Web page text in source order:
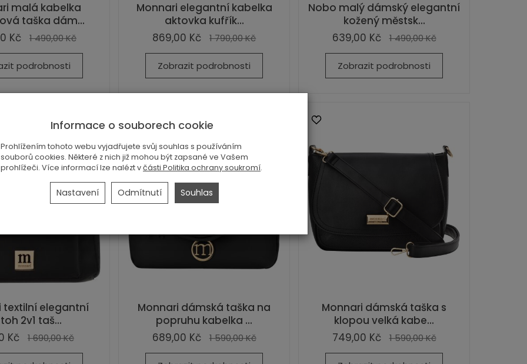
malá kabelka
taška dám...
Kč
1 490,00 Kč
podrobnosti
Monnari elegantní kabelka
aktovka kufřík...
869,00 Kč
1 790,00 Kč
Zobrazit podrobnosti
Nobo malý dámský elegantní
kožený městsk...
639,00 Kč
1 490,00 Kč
Zobrazit podrobnosti
textilní elegantní
2v1 taš...
Kč
1 690,00 Kč
Monnari dámská taška na
popruhu kabelka ...
689,00 Kč
1 590,00 Kč
Monnari dámská taška s
klopou velká kabe...
749,00 Kč
1 590,00 Kč
Informace o souborech cookie
Prohlížením tohoto webu vyjadřujete svůj souhlas s používáním
souborů cookies. Některé z nich již mohou být zapsané ve Vašem
prohlížeči. Více informací lze nalézt včásti Politika ochrany soukromí.
Nastavení Odmítnutí Souhlas